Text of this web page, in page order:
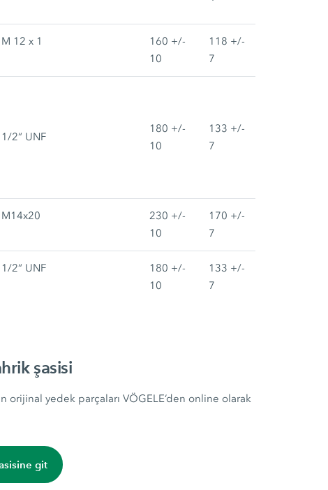
M 12 x 1
160 +/-
10
118 +/-
7
1/2“ UNF
180 +/-
10
133 +/-
7
M14x20
230 +/-
10
170 +/-
7
1/2“ UNF
180 +/-
10
133 +/-
7
şasisi
orijinal yedek parçaları VÖGELE‘den online olarak
git